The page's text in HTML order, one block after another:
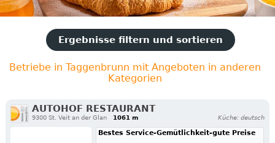
Ergebnisse filtern und sortieren
Betriebe in Taggenbrunn mit Angeboten in anderen
Kategorien
AUTOHOF RESTAURANT
9300 St. Veit an der Glan 1061 m Küche: deutsch
Bestes Service-Gemütlichkeit-gute Preise